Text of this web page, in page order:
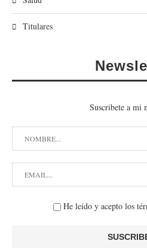
Titulares
Suscribete a mi
He leído y acepto los